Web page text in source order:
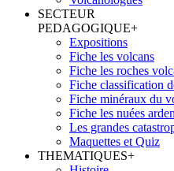
SECTEUR
PEDAGOGIQUE+
Expositions
Fiche les volcans
Fiche les roches
Fiche classification
Fiche minéraux du
Fiche les nuées
Les grandes
Maquettes et Quiz
THEMATIQUES+